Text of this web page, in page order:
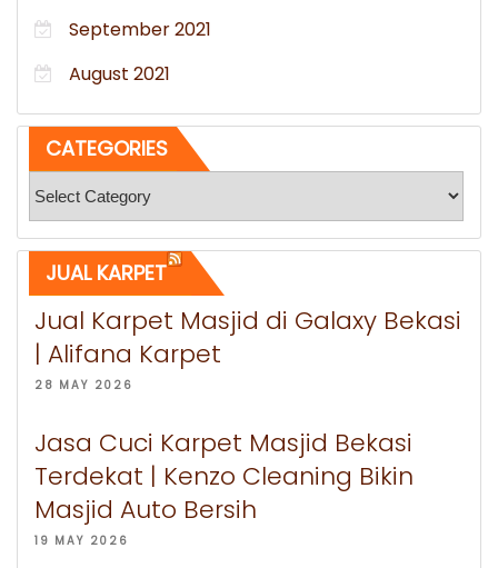
September 2021
August 2021
CATEGORIES
JUAL KARPET
Jual Karpet Masjid di Galaxy Bekasi
| Alifana Karpet
28 MAY 2026
Jasa Cuci Karpet Masjid Bekasi
Terdekat | Kenzo Cleaning Bikin
Masjid Auto Bersih
19 MAY 2026